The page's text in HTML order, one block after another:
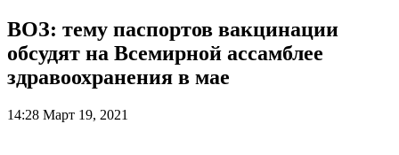
ВОЗ: тему паспортов вакцинации
обсудят на Всемирной ассамблее
здравоохранения в мае
14:28 Март 19, 2021